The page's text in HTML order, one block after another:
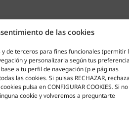
de las cookies
de terceros para fines funcionales (permitir
y personalizarla según tus
a tu perfil de navegación (p.e páginas
las cookies. Si pulsas RECHAZAR,
pulsa en CONFIGURAR COOKIES. Si no
cookie y volveremos a preguntarte